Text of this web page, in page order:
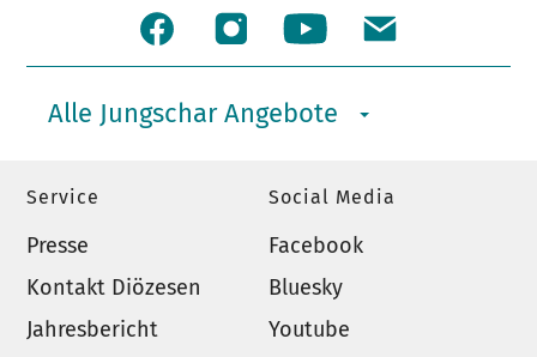
Alle Jungschar Angebote
Service
Presse
Kontakt Diözesen
Jahresbericht
Social Media
Facebook
Bluesky
Youtube